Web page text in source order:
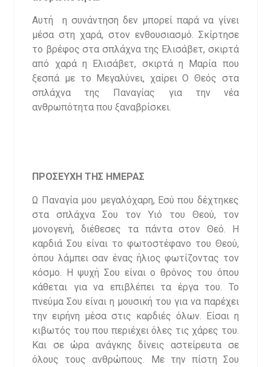
Αυτή η συνάντηση δεν μπορεί παρά να γίνει
μέσα στη χαρά, στον ενθουσιασμό. Σκίρτησε
το βρέφος στα σπλάχνα της Ελισάβετ, σκιρτά
από χαρά η Ελισάβετ, σκιρτά η Μαρία που
ξεσπά με το Μεγαλύνει, χαίρει Ο Θεός στα
σπλάχνα της Παναγίας για την νέα
ανθρωπότητα που ξαναβρίσκει.
ΠΡΟΣΕΥΧΗ ΤΗΣ ΗΜΕΡΑΣ
Ω Παναγία μου μεγαλόχαρη, Εσύ που δέχτηκες
στα σπλάχνα Σου τον Υιό του Θεού, τον
μονογενή, διέθεσες τα πάντα στον Θεό. Η
καρδιά Σου είναι το φωτοστέφανο του Θεού,
όπου λάμπει σαν ένας ήλιος φωτίζοντας τον
κόσμο. Η ψυχή Σου είναι ο θρόνος του όπου
κάθεται για να επιβλέπει τα έργα του. Το
πνεύμα Σου είναι η μουσική του για να παρέχει
την ειρήνη μέσα στις καρδιές όλων. Είσαι η
κιβωτός του που περιέχει όλες τις χάρες του.
Και σε ώρα ανάγκης δίνεις αστείρευτα σε
όλους τους ανθρώπους. Με την πίστη Σου